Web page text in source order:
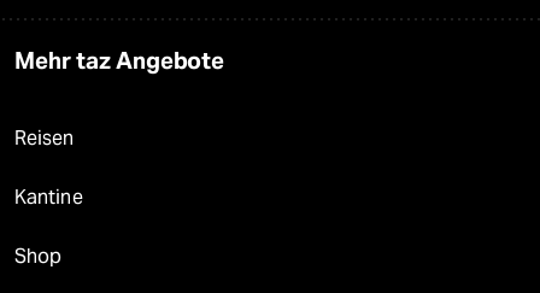
Mehr taz Angebote
Reisen
Kantine
Shop